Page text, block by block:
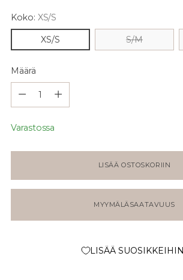
Koko: XS/S
XS/S S/M
Määrä
Varastossa
LISÄÄ OSTOSKORIIN
MYYMÄLÄSAATAVUUS
LISÄÄ SUOSIKKEIHINI